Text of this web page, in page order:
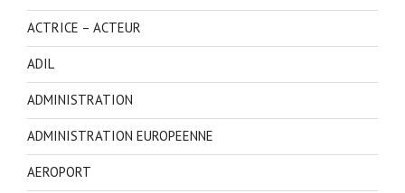
ACTRICE – ACTEUR
ADIL
ADMINISTRATION
ADMINISTRATION EUROPEENNE
AEROPORT